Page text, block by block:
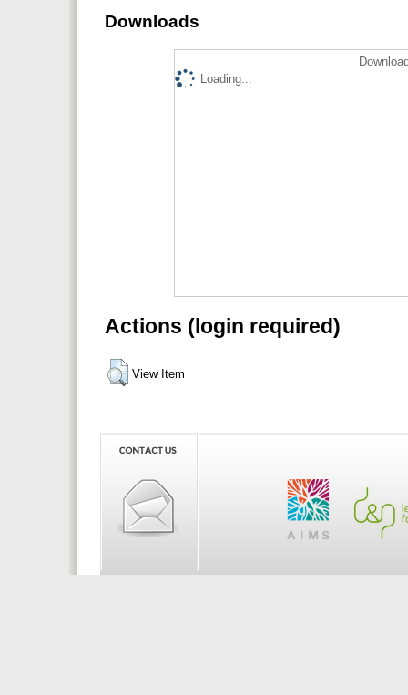
Downloads
Loading...
Actions (login required)
View Item